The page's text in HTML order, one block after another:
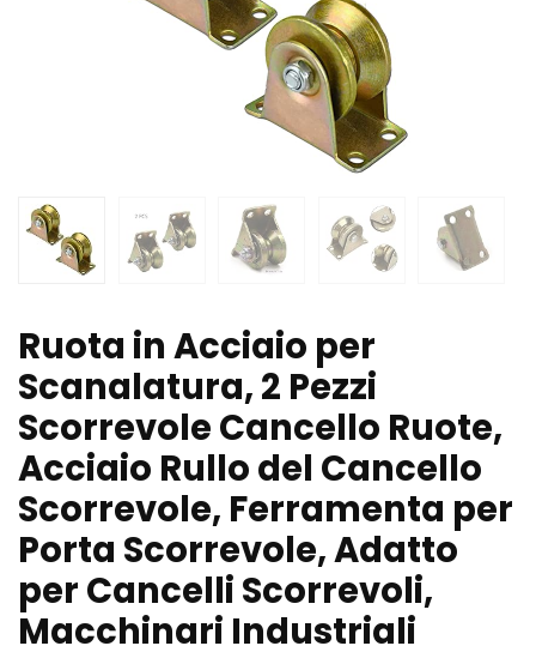
Ruota in Acciaio per
Scanalatura, 2 Pezzi
Scorrevole Cancello Ruote,
Acciaio Rullo del Cancello
Scorrevole, Ferramenta per
Porta Scorrevole, Adatto
per Cancelli Scorrevoli,
Macchinari Industriali